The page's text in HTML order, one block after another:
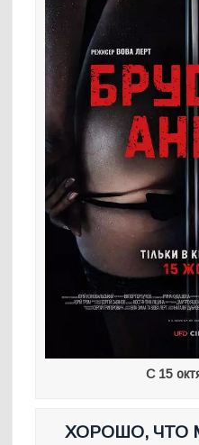
С 15
ХОРОШО, ЧТО